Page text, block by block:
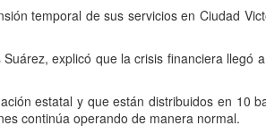
temporal de sus servicios en Ciudad
explicó que la crisis financiera
estatal y que están distribuidos en 10
continúa operando de manera normal.